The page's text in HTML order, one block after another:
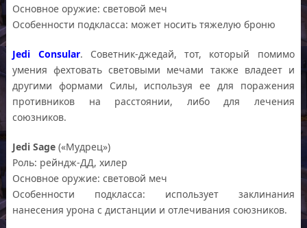
Основное оружие: световой меч
Особенности подкласса: может носить тяжелую броню
Jedi Consular. Советник-джедай, тот, который помимо
умения фехтовать световыми мечами также владеет и
другими формами Силы, используя ее для поражения
противников на расстоянии, либо для лечения
союзников.
Jedi Sage («Мудрец»)
Роль: рейндж-ДД, хилер
Основное оружие: световой меч
Особенности подкласса: использует заклинания
нанесения урона с дистанции и отлечивания союзников.